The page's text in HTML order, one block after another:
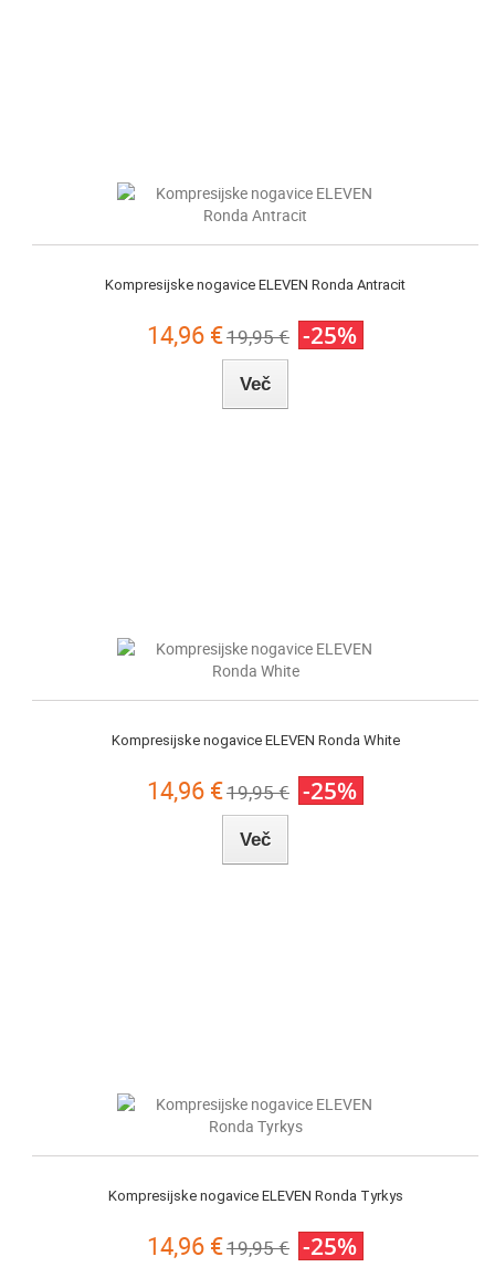
Kompresijske nogavice ELEVEN Ronda Antracit
14,96 €19,95 € -25%
Več
Kompresijske nogavice ELEVEN Ronda White
14,96 €19,95 € -25%
Več
Kompresijske nogavice ELEVEN Ronda Tyrkys
14,96 €19,95 € -25%